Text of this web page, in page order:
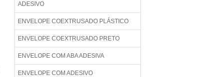
ADESIVO
ENVELOPE COEXTRUSADO PLÁSTICO
ENVELOPE COEXTRUSADO PRETO
ENVELOPE COM ABA ADESIVA
ENVELOPE COM ADESIVO